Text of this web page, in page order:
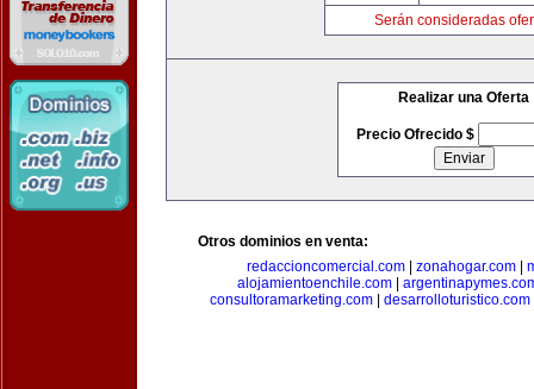
Serán consideradas
Realizar una Oferta
Precio Ofrecido $
Otros dominios en venta:
redaccioncomercial.com
zonahogar.com
alojamientoenchile.com
consultoramarketing.com
desarrolloturistico.com